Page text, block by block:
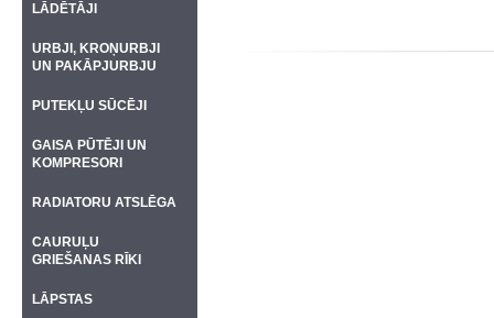
LĀDĒTĀJI
URBJI, KROŅURBJI
UN PAKĀPJURBJU
PUTEKĻU SŪCĒJI
GAISA PŪTĒJI UN
KOMPRESORI
RADIATORU ATSLĒGA
CAURUĻU
GRIEŠANAS RĪKI
LĀPSTAS